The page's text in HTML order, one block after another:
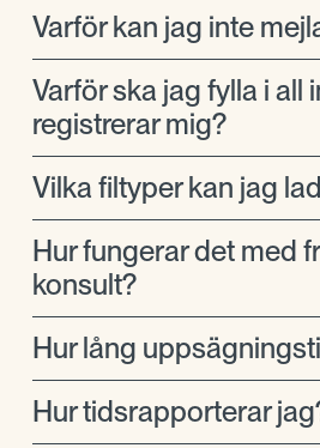
Varför kan jag inte
Varför ska jag fylla i all
registrerar mig?
Vilka filtyper kan jag
Hur fungerar det med
konsult?
Hur lång
Hur tidsrapporterar